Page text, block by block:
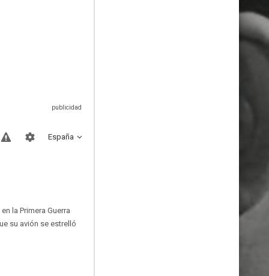
España
la Primera Guerra
su avión se estrelló